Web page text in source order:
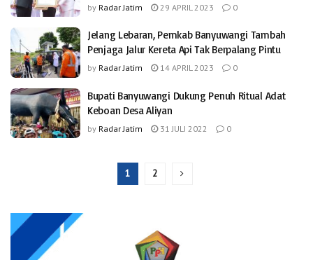
by Radar Jatim 29 APRIL 2023 0
Jelang Lebaran, Pemkab Banyuwangi Tambah
Penjaga Jalur Kereta Api Tak Berpalang Pintu
by Radar Jatim 14 APRIL 2023 0
Bupati Banyuwangi Dukung Penuh Ritual Adat
Keboan Desa Aliyan
by Radar Jatim 31 JULI 2022 0
1 2